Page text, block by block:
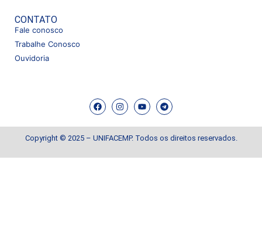
CONTATO
Fale conosco
Trabalhe Conosco
Ouvidoria
Copyright © 2025 – UNIFACEMP. Todos os direitos reservados.